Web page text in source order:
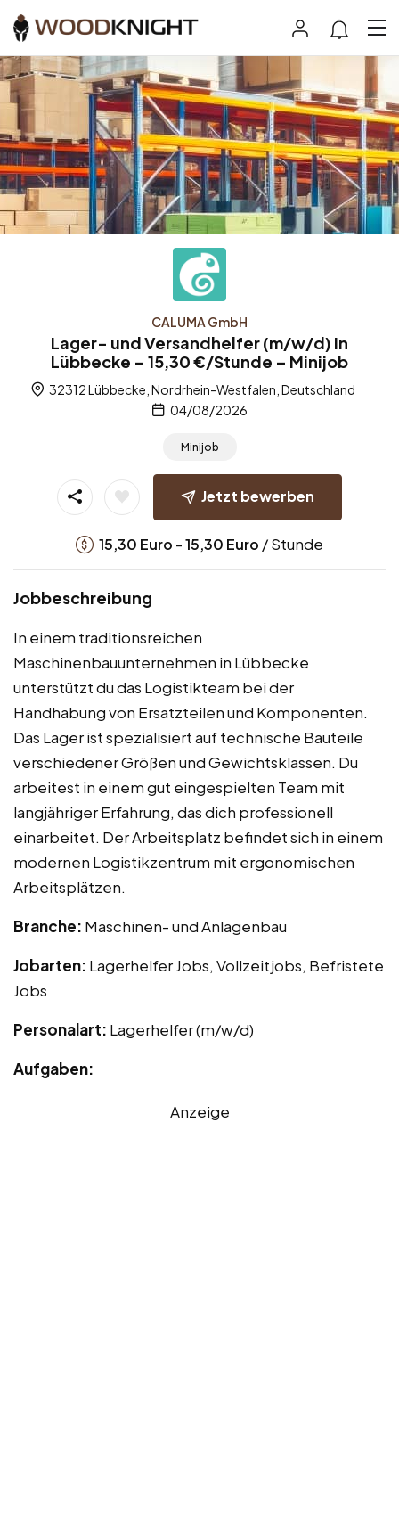
CALUMA GmbH
Lager- und Versandhelfer (m/w/d) in
Lübbecke – 15,30 €/Stunde – Minijob
32312 Lübbecke, Nordrhein-Westfalen, Deutschland
04/08/2026
Minijob
Jetzt bewerben
15,30 Euro -15,30 Euro / Stunde
Jobbeschreibung
In einem traditionsreichen
Maschinenbauunternehmen in Lübbecke
unterstützt du das Logistikteam bei der
Handhabung von Ersatzteilen und Komponenten.
Das Lager ist spezialisiert auf technische Bauteile
verschiedener Größen und Gewichtsklassen. Du
arbeitest in einem gut eingespielten Team mit
langjähriger Erfahrung, das dich professionell
einarbeitet. Der Arbeitsplatz befindet sich in einem
modernen Logistikzentrum mit ergonomischen
Arbeitsplätzen.
Branche: Maschinen- und Anlagenbau
Jobarten: Lagerhelfer Jobs, Vollzeitjobs, Befristete
Jobs
Personalart: Lagerhelfer (m/w/d)
Aufgaben:
Anzeige